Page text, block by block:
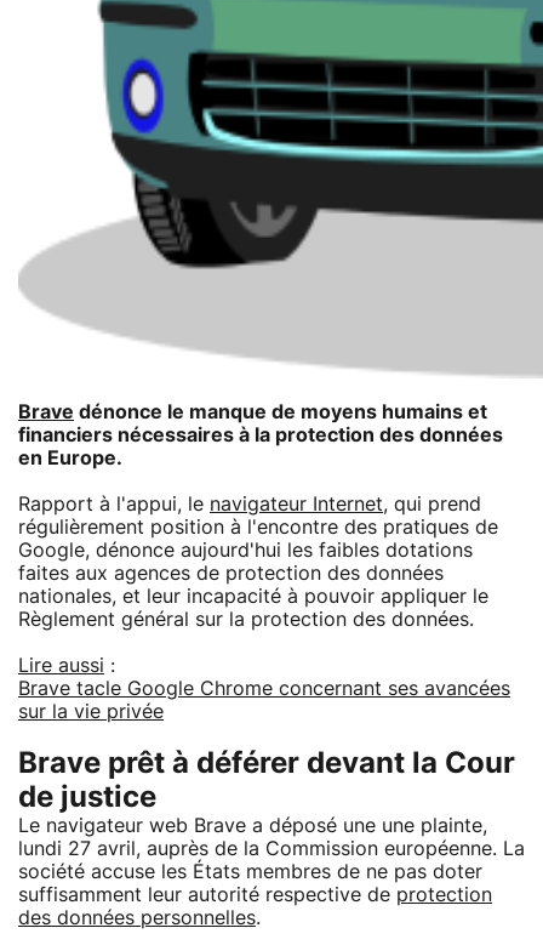
Brave dénonce le manque de moyens humains et
financiers nécessaires à la protection des données
en Europe.
Rapport à l'appui, le navigateur Internet, qui prend
régulièrement position à l'encontre des pratiques de
Google, dénonce aujourd'hui les faibles dotations
faites aux agences de protection des données
nationales, et leur incapacité à pouvoir appliquer le
Règlement général sur la protection des données.
Lire aussi :
Brave tacle Google Chrome concernant ses avancées
sur la vie privée
Brave prêt à déférer devant la Cour
de justice
Le navigateur web Brave a déposé une une plainte,
lundi 27 avril, auprès de la Commission européenne. La
société accuse les États membres de ne pas doter
suffisamment leur autorité respective de protection
des données personnelles.